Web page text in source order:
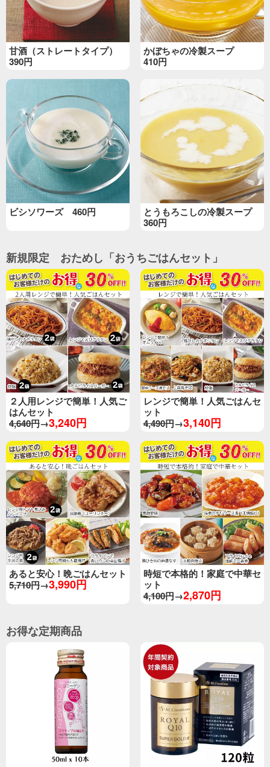
甘酒（ストレートタイプ）
390円
かぼちゃの冷製スープ
410円
ビシソワーズ 460円
とうもろこしの冷製スープ
360円
新規限定 おためし「おうちごはんセット」
２人用レンジで簡単！人気ご
はんセット
4,640円→3,240円
レンジで簡単！人気ごはんセ
ット
4,490円→3,140円
あると安心！晩ごはんセット
5,710円→3,990円
時短で本格的！家庭で中華セ
ット
4,100円→2,870円
お得な定期商品